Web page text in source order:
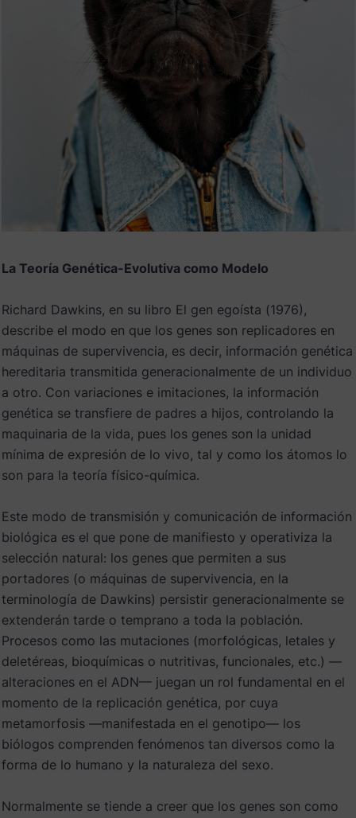
La Teoría Genética-Evolutiva como Modelo
Richard Dawkins, en su libro El gen egoísta (1976),
describe el modo en que los genes son replicadores en
máquinas de supervivencia, es decir, información genética
hereditaria transmitida generacionalmente de un individuo
a otro. Con variaciones e imitaciones, la información
genética se transfiere de padres a hijos, controlando la
maquinaria de la vida, pues los genes son la unidad
mínima de expresión de lo vivo, tal y como los átomos lo
son para la teoría físico-química.
Este modo de transmisión y comunicación de información
biológica es el que pone de manifiesto y operativiza la
selección natural: los genes que permiten a sus
portadores (o máquinas de supervivencia, en la
terminología de Dawkins) persistir generacionalmente se
extenderán tarde o temprano a toda la población.
Procesos como las mutaciones (morfológicas, letales y
deletéreas, bioquímicas o nutritivas, funcionales, etc.) —
alteraciones en el ADN— juegan un rol fundamental en el
momento de la replicación genética, por cuya
metamorfosis —manifestada en el genotipo— los
biólogos comprenden fenómenos tan diversos como la
forma de lo humano y la naturaleza del sexo.
Normalmente se tiende a creer que los genes son como